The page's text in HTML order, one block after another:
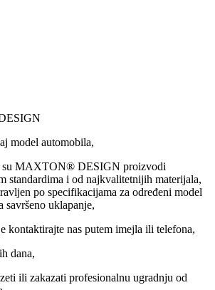
model automobila,
su MAXTON® DESIGN proizvodi
standardima i od najkvalitetnijih materijala,
po specifikacijama za određeni model
savršeno uklapanje,
kontaktirajte nas putem imejla ili telefona,
dana,
ili zakazati profesionalnu ugradnju od